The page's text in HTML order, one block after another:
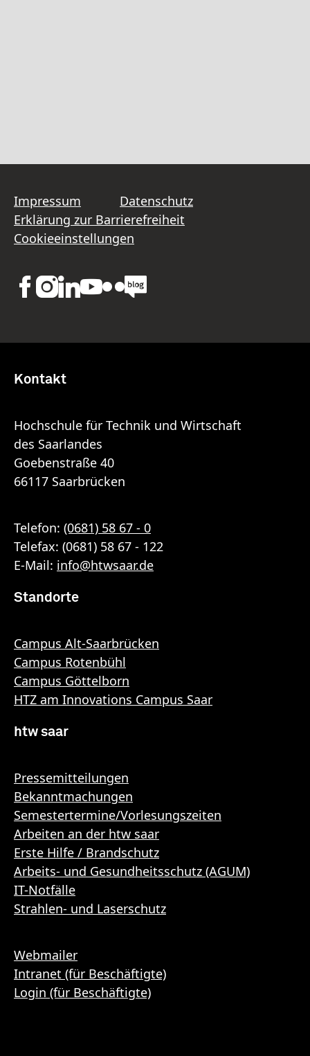
Impressum
Datenschutz
Erklärung zur Barrierefreiheit
Cookieeinstellungen
Kontakt
Hochschule für Technik und Wirtschaft
des Saarlandes
Goebenstraße 40
66117 Saarbrücken
Telefon: (0681) 58 67 - 0
Telefax: (0681) 58 67 - 122
E-Mail: info@htwsaar.de
Standorte
Campus Alt-Saarbrücken
Campus Rotenbühl
Campus Göttelborn
HTZ am Innovations Campus Saar
htw saar
Pressemitteilungen
Bekanntmachungen
Semestertermine/Vorlesungszeiten
Arbeiten an der htw saar
Erste Hilfe / Brandschutz
Arbeits- und Gesundheitsschutz (AGUM)
IT-Notfälle
Strahlen- und Laserschutz
Webmailer
Intranet (für Beschäftigte)
Login (für Beschäftigte)